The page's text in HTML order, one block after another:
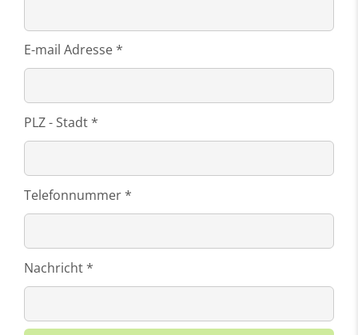
E-mail Adresse *
PLZ - Stadt *
Telefonnummer *
Nachricht *